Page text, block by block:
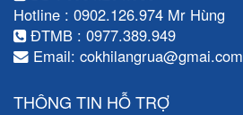
Hotline : 0902.126.974 Mr Hùng
ĐTMB : 0977.389.949
Email: cokhilangrua@gmai.com
THÔNG TIN HỖ TRỢ